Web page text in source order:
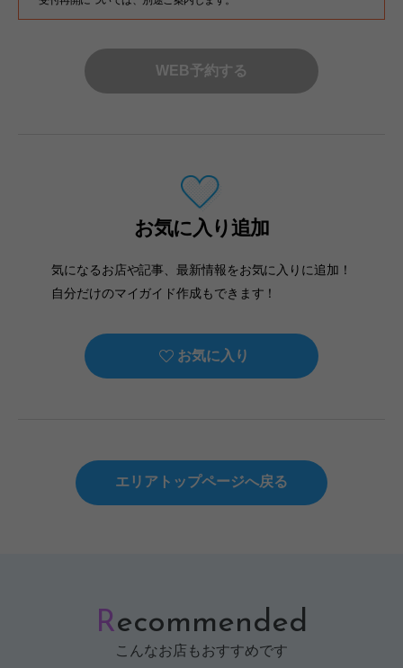
WEB予約する
お気に入り追加
気になるお店や記事、最新情報をお気に入りに追加！
自分だけのマイガイド作成もできます！
お気に入り
エリアトップページへ戻る
Recommended
こんなお店もおすすめです